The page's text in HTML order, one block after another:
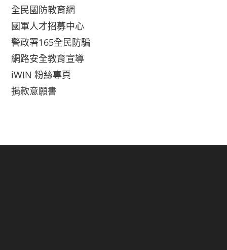
全民國防教育網
國軍人才招募中心
警政署165全民防騙
網路安全教育宣導
iWIN 粉絲專頁
捐款意願書